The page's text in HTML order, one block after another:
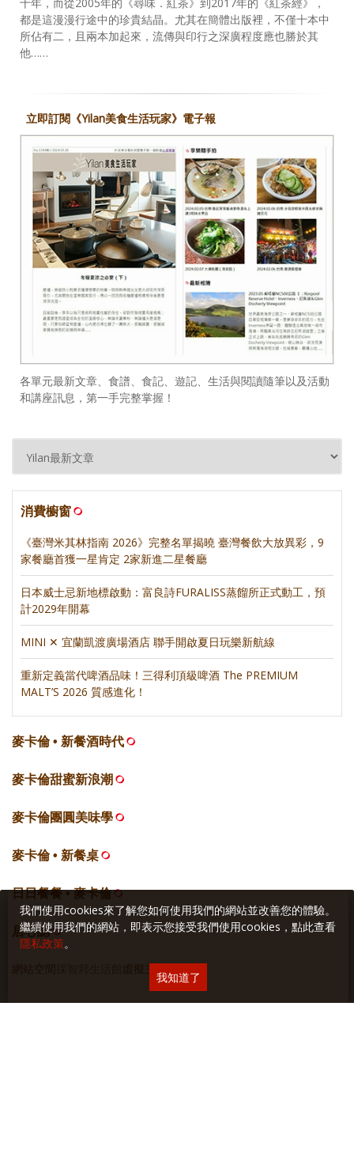
都是這漫漫行途中的珍貴結晶。尤其在簡體出版裡，不僅十本中
所佔有二，且兩本加起來，流傳與印行之深廣程度應也勝於其
他……
立即訂閱《Yilan美食生活玩家》電子報
各單元最新文章、食譜、食記、遊記、生活與閱讀隨筆以及活動
和講座訊息，第一手完整掌握！
消費櫥窗
《臺灣米其林指南 2026》完整名單揭曉 臺灣餐飲大放異彩，9
家餐廳首獲一星肯定 2家新進二星餐廳
日本威士忌新地標啟動：富良詩FURALISS蒸餾所正式動工，預
計2029年開幕
MINI ✕ 宜蘭凱渡廣場酒店 聯手開啟夏日玩樂新航線
重新定義當代啤酒品味！三得利頂級啤酒 The PREMIUM
MALT’S 2026 質感進化！
麥卡倫 • 新餐酒時代
麥卡倫甜蜜新浪潮
麥卡倫團圓美味學
麥卡倫 • 新餐桌
日日餐餐 • 麥卡倫
居心誌
網站空間 虛擬主機
我們使用cookies來了解您如何使用我們的網站並改善您的體驗。
繼續使用我們的網站，即表示您接受我們使用cookies，點此查看
隱私政策。
我知道了